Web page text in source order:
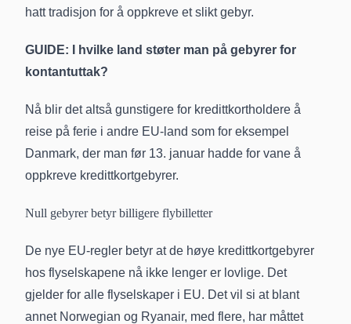
hatt tradisjon for å oppkreve et slikt gebyr.
GUIDE:
I hvilke land støter man på gebyrer for
kontantuttak?
Nå blir det altså gunstigere for kredittkortholdere å
reise på ferie i andre EU-land som for eksempel
Danmark, der man før 13. januar hadde for vane å
oppkreve kredittkortgebyrer.
Null gebyrer betyr billigere flybilletter
De nye EU-regler betyr at de høye kredittkortgebyrer
hos flyselskapene nå ikke lenger er lovlige. Det
gjelder for alle flyselskaper i EU. Det vil si at blant
annet Norwegian og Ryanair, med flere, har måttet